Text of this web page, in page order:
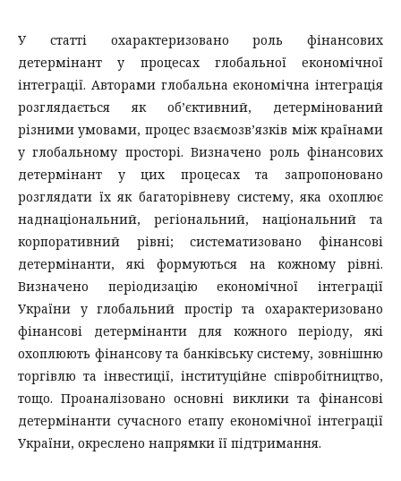
У статті охарактеризовано роль фінансових
детермінант у процесах глобальної економічної
інтеграції. Авторами глобальна економічна інтеграція
розглядається як об’єктивний, детермінований
різними умовами, процес взаємозв’язків між країнами
у глобальному просторі. Визначено роль фінансових
детермінант у цих процесах та запропоновано
розглядати їх як багаторівневу систему, яка охоплює
наднаціональний, регіональний, національний та
корпоративний рівні; систематизовано фінансові
детермінанти, які формуються на кожному рівні.
Визначено періодизацію економічної інтеграції
України у глобальний простір та охарактеризовано
фінансові детермінанти для кожного періоду, які
охоплюють фінансову та банківську систему, зовнішню
торгівлю та інвестиції, інституційне співробітництво,
тощо. Проаналізовано основні виклики та фінансові
детермінанти сучасного етапу економічної інтеграції
України, окреслено напрямки її підтримання.